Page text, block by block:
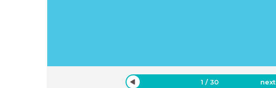
1 /30 next